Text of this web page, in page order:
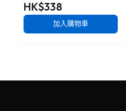
HK$338
加入購物車